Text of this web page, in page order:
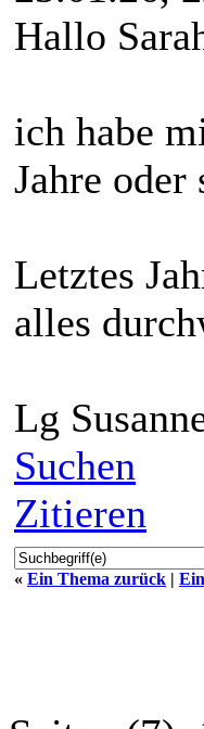
Hallo
ich habe
Jahre oder
Letztes
alles
Lg
Suchen
Zitieren
« Ein Thema zurück |